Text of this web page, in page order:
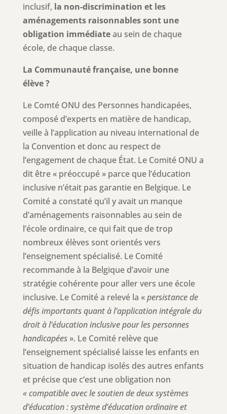
inclusif, la non-discrimination et les
aménagements raisonnables sont une
obligation immédiateau sein de chaque
école, de chaque classe.
La Communauté française, une bonne
élève ?
Le Comté ONU des Personnes handicapées,
composé d’experts en matière de handicap,
veille à l’application au niveau international de
la Convention et donc au respect de
l’engagement de chaque État. Le Comité ONU a
dit être « préoccupé » parce que l’éducation
inclusive n’était pas garantie en Belgique. Le
Comité a constaté qu’il y avait un manque
d’aménagements raisonnables au sein de
l’école ordinaire, ce qui fait que de trop
nombreux élèves sont orientés vers
l’enseignement spécialisé. Le Comité
recommande à la Belgique d’avoir une
stratégie cohérente pour aller vers une école
inclusive. Le Comité a relevé la «persistance de
défis importants quant à l’application intégrale du
droit à l’éducation inclusive pour les personnes
handicapées». Le Comité relève que
l’enseignement spécialisé laisse les enfants en
situation de handicap isolés des autres enfants
et précise que c’est une obligation non
« compatible avec le soutien de deux systèmes
d’éducation : système d’éducation ordinaire et